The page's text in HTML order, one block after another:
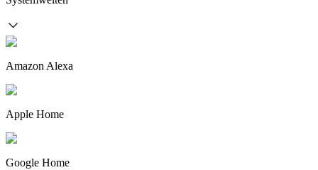
Amazon Alexa
Apple Home
Google Home